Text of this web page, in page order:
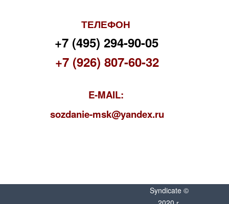
ТЕЛЕФОН
+7 (495) 294-90-05
+7 (926) 807-60-32
E-MAIL:
sozdanie-msk@yandex.ru
Syndicate ©